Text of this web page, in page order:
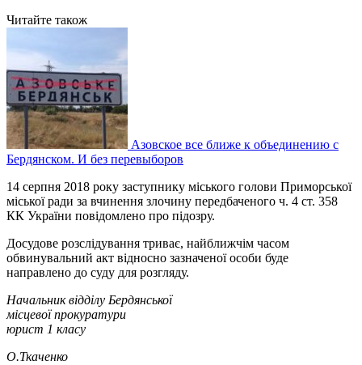
Читайте також
Азовское все ближе к объединению с
Бердянском. И без перевыборов
14 серпня 2018 року заступнику міського голови Приморської
міської ради за вчинення злочину передбаченого ч. 4 ст. 358
КК України повідомлено про підозру.
Досудове розслідування триває, найближчім часом
обвинувальний акт відносно зазначеної особи буде
направлено до суду для розгляду.
Начальник відділу Бердянської
місцевої прокуратури
юрист 1 класу
О.Ткаченко